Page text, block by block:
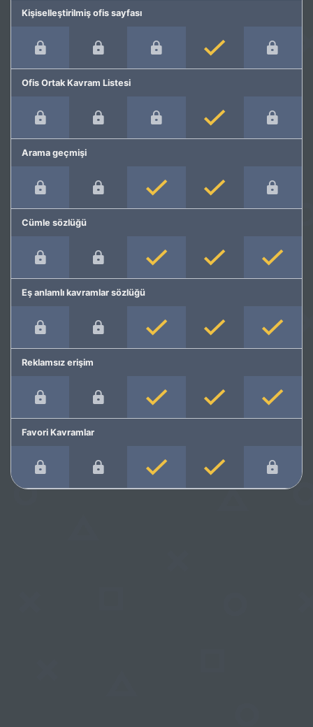
Kişiselleştirilmiş ofis sayfası
Ofis Ortak Kavram Listesi
Arama geçmişi
Cümle sözlüğü
Eş anlamlı kavramlar sözlüğü
Reklamsız erişim
Favori Kavramlar